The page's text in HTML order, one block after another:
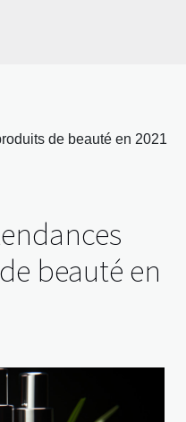
de beauté en 2021
beauté en